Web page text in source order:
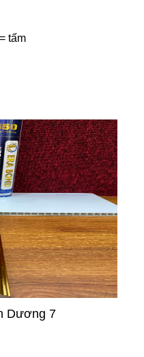
= tấm
Dương 7